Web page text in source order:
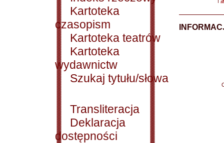
Kartoteka
czasopism
Kartoteka teatrów
Kartoteka
wydawnictw
Szukaj tytułu/słowa
Transliteracja
Deklaracja
dostępności